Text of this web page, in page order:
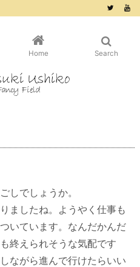
Home Search
しでしょうか。
ましたね。ようやく仕事も
いています。なんだかんだ
終えられそうな気配です
ながら進んで行けたらいい